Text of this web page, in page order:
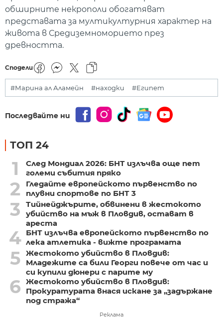
обширните некрополи обогатяват
представата за мултикултурния характер на
живота в Средиземноморието през
древността.
Сподели
#Марина ал Аламейн #находки #Египет
Последвайте ни
ТОП 24
1
След Мондиал 2026: БНТ излъчва още пет
големи събития пряко
2
Гледайте европейското първенство по
плувни спортове по БНТ 3
3
Тийнейджърите, обвинени в жестокото
убийство на мъж в Пловдив, остават в
ареста
4 БНТ излъчва европейското първенство по
лека атлетика - вижте програмата
5 Жестокото убийство в Пловдив:
Младежите са били Георги повече от час и
си купили дюнери с парите му
6 Жестокото убийство в Пловдив:
Прокуратурата внася искане за „задържане
под стража“
Реклама